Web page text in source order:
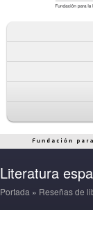
Literatura
Portada » Reseñas de